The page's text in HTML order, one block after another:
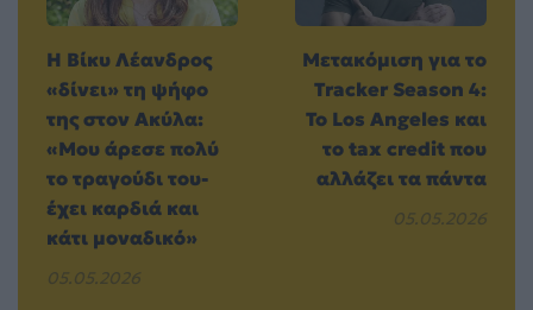
Η Βίκυ Λέανδρος
«δίνει» τη ψήφο
της στον Ακύλα:
«Μου άρεσε πολύ
το τραγούδι του-
έχει καρδιά και
κάτι μοναδικό»
05.05.2026
Μετακόμιση για το
Tracker Season 4:
Το Los Angeles και
το tax credit που
αλλάζει τα πάντα
05.05.2026